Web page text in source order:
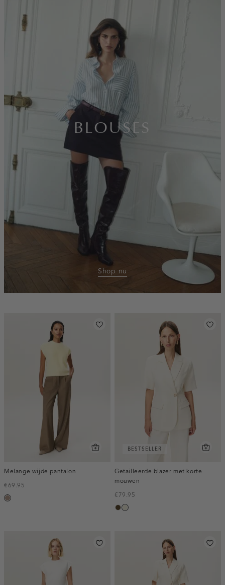
BLOUSES
Shop nu
Melange wijde pantalon
€69.95
taupe,
BESTSELLER
Getailleerde blazer met korte
mouwen
€79.95
toffee
ecru